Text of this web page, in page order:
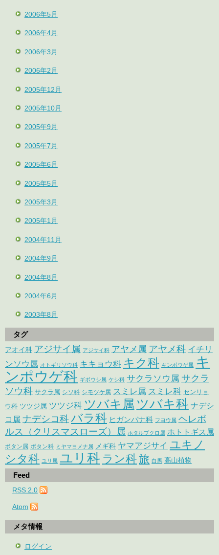
2006年5月
2006年4月
2006年3月
2006年2月
2005年12月
2005年10月
2005年9月
2005年7月
2005年6月
2005年5月
2005年3月
2005年1月
2004年11月
2004年9月
2004年8月
2004年6月
2003年8月
タグ
アオイ科 アジサイ属 アジサイ科 アヤメ属 アヤメ科 イチリ
ンソウ属 オトギリソウ科 キキョウ科 キク科 キンポウゲ属 キ
ンポウゲ科 ギボウシ属 ケシ科 サクラソウ属 サクラ
ソウ科 サクラ属 シソ科 シモツケ属 スミレ属 スミレ科 センリョ
ウ科 ツツジ属 ツツジ科 ツバキ属 ツバキ科 ナデシ
コ属 ナデシコ科バラ科 ヒガンバナ科 フヨウ属 ヘレボ
ルス（クリスマスローズ）属 ホタルブクロ属 ホトトギス属
ボタン属 ボタン科 ミヤマヨメナ属 メギ科 ヤマアジサイ ユキノ
シタ科 ユリ属 ユリ科 ラン科旅 白馬 高山植物
Feed
RSS 2.0
Atom
メタ情報
ログイン